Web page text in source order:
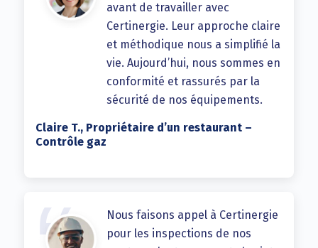
avant de travailler avec
Certinergie. Leur approche claire
et méthodique nous a simplifié la
vie. Aujourd’hui, nous sommes en
conformité et rassurés par la
sécurité de nos équipements.
Claire T., Propriétaire d’un restaurant –
Contrôle gaz
Nous faisons appel à Certinergie
pour les inspections de nos